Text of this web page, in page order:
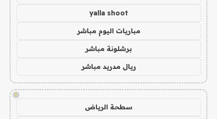
yalla shoot
مباريات اليوم مباشر
برشلونة مباشر
ريال مدريد مباشر
!
سطحة الرياض